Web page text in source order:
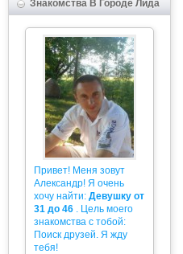
Знакомства В Городе Лида
Привет! Меня зовут
Александр! Я очень
хочу найти: Девушку от
31 до 46 . Цель моего
знакомства с тобой:
Поиск друзей. Я жду
тебя!